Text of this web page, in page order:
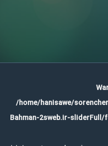
/home/hanisawe/
Bahman-2sweb.ir-